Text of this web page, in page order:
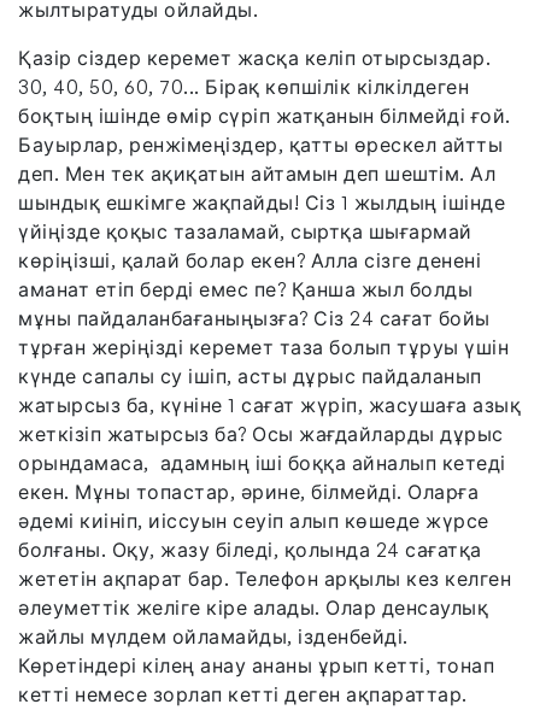
жылтыратуды ойлайды.
Қазір сіздер керемет жасқа келіп отырсыздар.
30, 40, 50, 60, 70... Бірақ көпшілік кілкілдеген
боқтың ішінде өмір сүріп жатқанын білмейді ғой.
Бауырлар, ренжімеңіздер, қатты өрескел айтты
деп. Мен тек ақиқатын айтамын деп шештім. Ал
шындық ешкімге жақпайды! Сіз 1 жылдың ішінде
үйіңізде қоқыс тазаламай, сыртқа шығармай
көріңізші, қалай болар екен? Алла сізге денені
аманат етіп берді емес пе? Қанша жыл болды
мұны пайдаланбағаныңызға? Сіз 24 сағат бойы
тұрған жеріңізді керемет таза болып тұруы үшін
күнде сапалы су ішіп, асты дұрыс пайдаланып
жатырсыз ба, күніне 1 сағат жүріп, жасушаға азық
жеткізіп жатырсыз ба? Осы жағдайларды дұрыс
орындамаса, адамның іші боққа айналып кетеді
екен. Мұны топастар, әрине, білмейді. Оларға
әдемі киініп, иіссуын сеуіп алып көшеде жүрсе
болғаны. Оқу, жазу біледі, қолында 24 сағатқа
жететін ақпарат бар. Телефон арқылы кез келген
әлеуметтік желіге кіре алады. Олар денсаулық
жайлы мүлдем ойламайды, ізденбейді.
Көретіндері кілең анау ананы ұрып кетті, тонап
кетті немесе зорлап кетті деген ақпараттар.